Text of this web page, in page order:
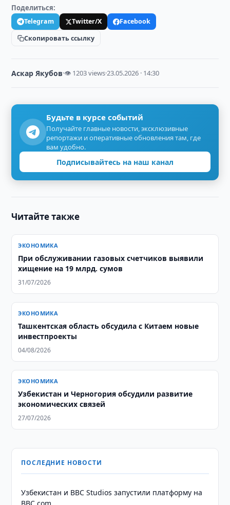
Поделиться:
Telegram Twitter/X
Facebook
Скопировать ссылку
Аскар Якубов·👁 1203 views·23.05.2026 · 14:30
Будьте в курсе событий
Получайте главные новости, эксклюзивные
репортажи и оперативные обновления там, где
вам удобно.
Подписывайтесь на наш канал
Читайте также
ЭКОНОМИКА
При обслуживании газовых счетчиков выявили
хищение на 19 млрд. сумов
31/07/2026
ЭКОНОМИКА
Ташкентская область обсудила с Китаем новые
инвестпроекты
04/08/2026
ЭКОНОМИКА
Узбекистан и Черногория обсудили развитие
экономических связей
27/07/2026
ПОСЛЕДНИЕ НОВОСТИ
Узбекистан и BBC Studios запустили платформу на